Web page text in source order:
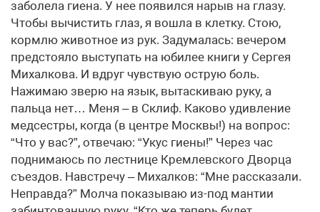
заболела гиена. У нее появился нарыв на глазу.
Чтобы вычистить глаз, я вошла в клетку. Стою,
кормлю животное из рук. Задумалась: вечером
предстояло выступать на юбилее книги у Сергея
Михалкова. И вдруг чувствую острую боль.
Нажимаю зверю на язык, вытаскиваю руку, а
пальца нет… Меня – в Склиф. Каково удивление
медсестры, когда (в центре Москвы!) на вопрос:
“Что у вас?”, отвечаю: “Укус гиены!” Через час
поднимаюсь по лестнице Кремлевского Дворца
съездов. Навстречу – Михалков: “Мне рассказали.
Неправда?” Молча показываю из-под мантии